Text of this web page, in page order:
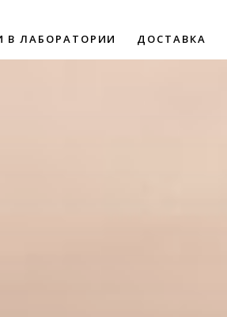
В ЛАБОРАТОРИИ ДОСТАВКА